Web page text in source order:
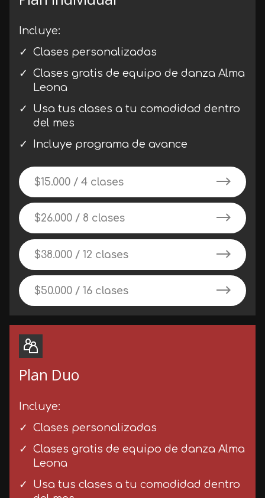
Incluye:
Clases personalizadas
Clases gratis de equipo de danza Alma
Leona
Usa tus clases a tu comodidad dentro
del mes
Incluye programa de avance
$15.000 / 4 clases
$26.000 / 8 clases
$38.000 / 12 clases
$50.000 / 16 clases
Plan Duo
Incluye:
Clases personalizadas
Clases gratis de equipo de danza Alma
Leona
Usa tus clases a tu comodidad dentro